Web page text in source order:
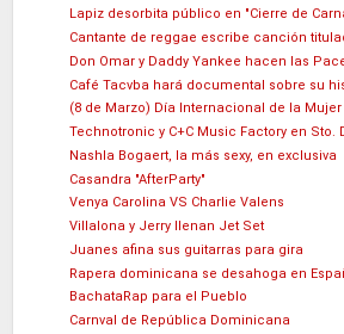
Lapiz desorbita público en "Cierre de
Cantante de reggae escribe canción
Don Omar y Daddy Yankee hacen las
Café Tacvba hará documental sobre su
(8 de Marzo) Día Internacional de la Mujer
Technotronic y C+C Music Factory en Sto.
Nashla Bogaert, la más sexy, en exclusiva
Casandra "AfterParty"
Venya Carolina VS Charlie Valens
Villalona y Jerry llenan Jet Set
Juanes afina sus guitarras para gira
Rapera dominicana se desahoga en
BachataRap para el Pueblo
Carnval de República Dominicana